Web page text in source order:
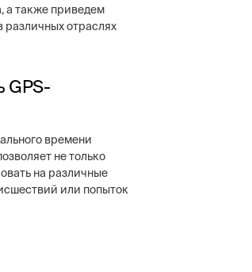
объектов
нового уровня, 12
охранников,
а также приведем
различных отраслях
GPS-
времени
не только
на различные
или попыток